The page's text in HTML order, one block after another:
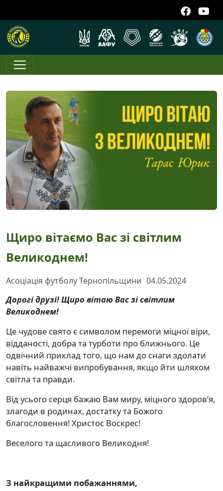
Щиро вітаємо Вас зі світлим
Великоднем!
Асоціація футболу Тернопільщини 04.05.2024
Дорогі друзі! Щиро вітаю Вас зі світлим
Великоднем!
Це чудове свято є символом перемоги міцної віри,
відданості, добра та турботи про ближнього. Це
одвічний приклад того, що нам до снаги здолати
навіть найважчі випробування, якщо йти шляхом
світла та правди.
Від усього серця бажаю Вам миру, міцного здоров’я,
злагоди в родинах, достатку та Божого
благословення! Христос Воскрес!
Веселого та щасливого Великодня!
З найкращими побажаннями,